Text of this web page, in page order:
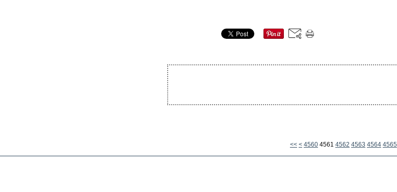
<< < 4500
4510
4520
4530
4540
4550
4560 4561 4562 4563 4564 4565